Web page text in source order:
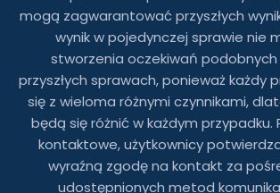
mogą zagwarantować przyszłych
wynik w pojedynczej sprawie nie
stworzenia oczekiwań podobnych
przyszłych sprawach, ponieważ każdy
się z wieloma różnymi czynnikami,
będą się różnić w każdym przypadku.
kontaktowe, użytkownicy
wyraźną zgodę na kontakt za
udostępnionych metod